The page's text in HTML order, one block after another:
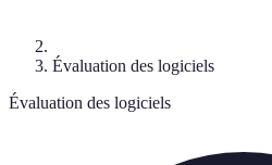
Évaluation des logiciels
Évaluation des logiciels